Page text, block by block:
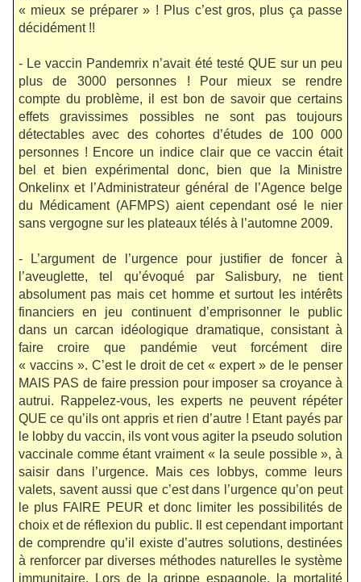
« mieux se préparer » ! Plus c’est gros, plus ça passe
décidément !!
- Le vaccin Pandemrix n’avait été testé QUE sur un peu
plus de 3000 personnes ! Pour mieux se rendre
compte du problème, il est bon de savoir que certains
effets gravissimes possibles ne sont pas toujours
détectables avec des cohortes d’études de 100 000
personnes ! Encore un indice clair que ce vaccin était
bel et bien expérimental donc, bien que la Ministre
Onkelinx et l’Administrateur général de l’Agence belge
du Médicament (AFMPS) aient cependant osé le nier
sans vergogne sur les plateaux télés à l’automne 2009.
- L’argument de l’urgence pour justifier de foncer à
l’aveuglette, tel qu’évoqué par Salisbury, ne tient
absolument pas mais cet homme et surtout les intérêts
financiers en jeu continuent d’emprisonner le public
dans un carcan idéologique dramatique, consistant à
faire croire que pandémie veut forcément dire
« vaccins ». C’est le droit de cet « expert » de le penser
MAIS PAS de faire pression pour imposer sa croyance à
autrui. Rappelez-vous, les experts ne peuvent répéter
QUE ce qu’ils ont appris et rien d’autre ! Etant payés par
le lobby du vaccin, ils vont vous agiter la pseudo solution
vaccinale comme étant vraiment « la seule possible », à
saisir dans l’urgence. Mais ces lobbys, comme leurs
valets, savent aussi que c’est dans l’urgence qu’on peut
le plus FAIRE PEUR et donc limiter les possibilités de
choix et de réflexion du public. Il est cependant important
de comprendre qu’il existe d’autres solutions, destinées
à renforcer par diverses méthodes naturelles le système
immunitaire. Lors de la grippe espagnole, la mortalité